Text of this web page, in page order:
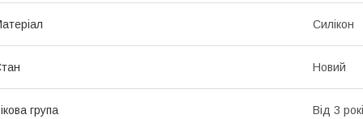
Силікон
Новий
група Від 3